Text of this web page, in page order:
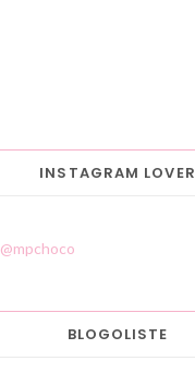
INSTAGRAM LOVER
@mpchoco
BLOGOLISTE